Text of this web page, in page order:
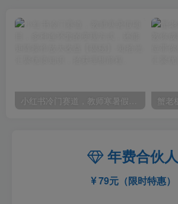
小红书冷门赛道，教师寒暑假项目，多种连环套的变现方式，还能矩阵操作放大收益【揭秘】
年费合伙人
79元（限时特惠）